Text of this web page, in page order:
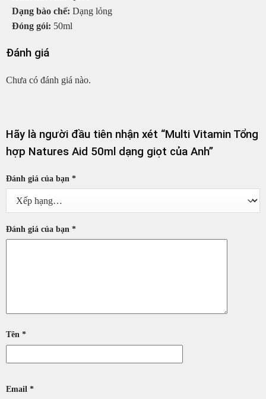
Dạng bào chế: Dạng lỏng
Đóng gói: 50ml
Đánh giá
Chưa có đánh giá nào.
Hãy là người đầu tiên nhận xét “Multi Vitamin Tổng
hợp Natures Aid 50ml dạng giọt của Anh”
Đánh giá của bạn *
Đánh giá của bạn *
Tên *
Email *